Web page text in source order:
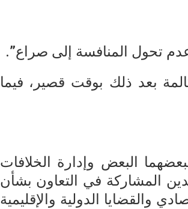
تحول المنافسة إلى صراع”.
بعد ذلك بوقت قصير، فيما
البعض وإدارة الخلافات
المشاركة في التعاون بشأن
والقضايا الدولية والإقليمية